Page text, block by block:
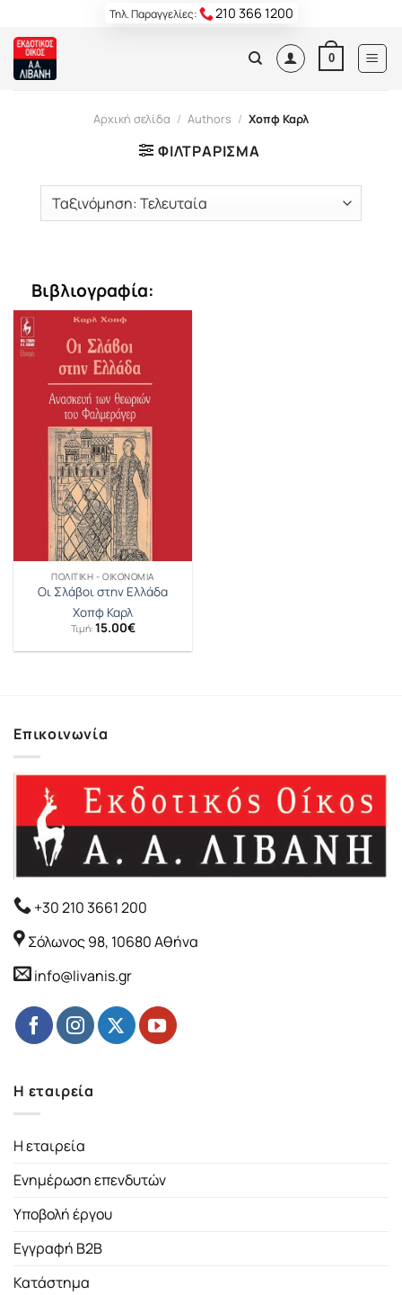
content
Τηλ. Παραγγελίες: 210 366 1200
0
Αρχική σελίδα / Authors / Χοπφ Καρλ
ΦΙΛΤΡΆΡΙΣΜΑ
Βιβλιογραφία:
ΠΟΛΙΤΙΚΉ - ΟΙΚΟΝΟΜΊΑ
Οι Σλάβοι στην Ελλάδα
Χοπφ Καρλ
Τιμή: 15.00€
Επικοινωνία
+30 210 3661 200
Σόλωνος 98, 10680 Αθήνα
info@livanis.gr
Η εταιρεία
Η εταιρεία
Ενημέρωση επενδυτών
Υποβολή έργου
Εγγραφή B2B
Κατάστημα